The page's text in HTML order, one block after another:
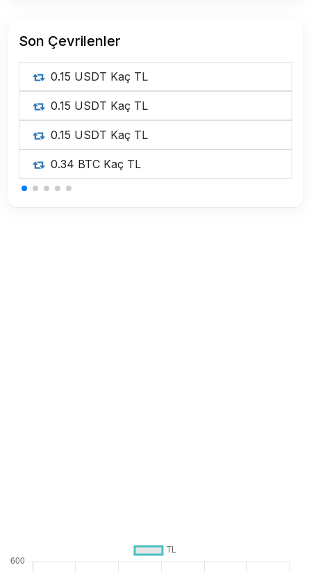
Son Çevrilenler
0.15 USDT Kaç TL
0.15 USDT Kaç TL
0.15 USDT Kaç TL
0.34 BTC Kaç TL